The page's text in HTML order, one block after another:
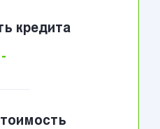
кредита
-